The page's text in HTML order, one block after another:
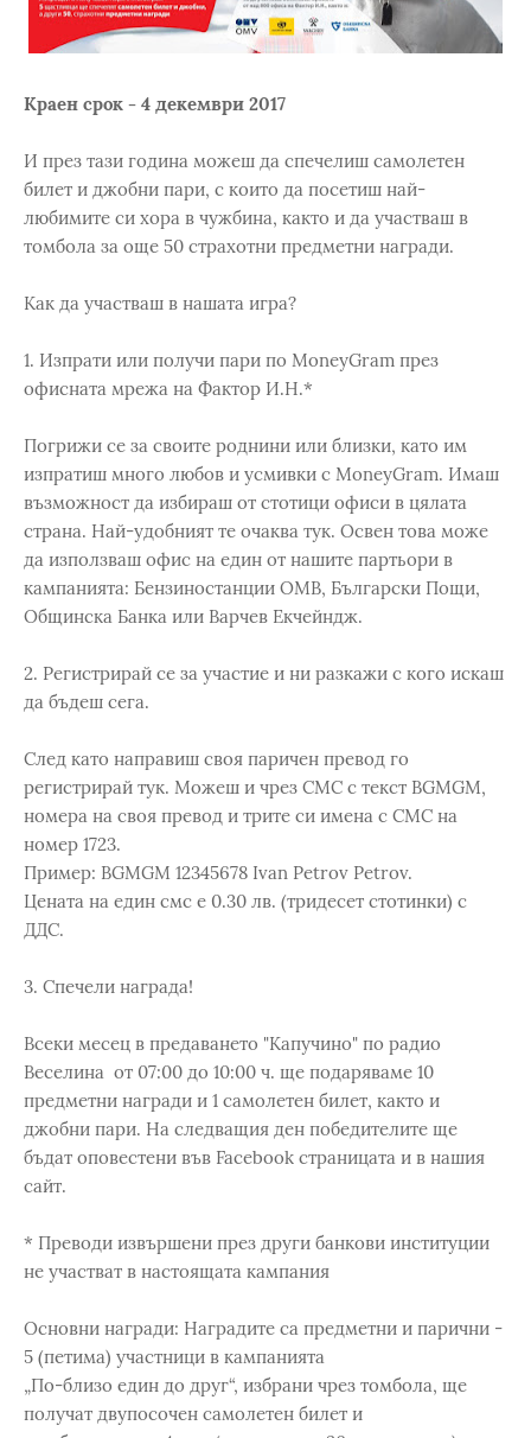
Краен срок - 4 декември 2017
И през тази година можеш да спечелиш самолетен
билет и джобни пари, с които да посетиш най-
любимите си хора в чужбина, както и да участваш в
томбола за още 50 страхотни предметни награди.
Как да участваш в нашата игра?
1. Изпрати или получи пари по MoneyGram през
офисната мрежа на Фактор И.Н.*
Погрижи се за своите роднини или близки, като им
изпратиш много любов и усмивки с MoneyGram. Имаш
възможност да избираш от стотици офиси в цялата
страна. Най-удобният те очаква тук. Освен това може
да използваш офис на един от нашите партьори в
кампанията: Бензиностанции ОМВ, Български Пощи,
Общинска Банка или Варчев Екчейндж.
2. Регистрирай се за участие и ни разкажи с кого искаш
да бъдеш сега.
След като направиш своя паричен превод го
регистрирай тук. Можеш и чрез СМС с текст BGMGM,
номера на своя превод и трите си имена с СМС на
номер 1723.
Пример: BGMGM 12345678 Ivan Petrov Petrov.
Цената на един смс е 0.30 лв. (тридесет стотинки) с
ДДС.
3. Спечели награда!
Всеки месец в предаването "Капучино" по радио
Веселина от 07:00 до 10:00 ч. ще подаряваме 10
предметни награди и 1 самолетен билет, както и
джобни пари. На следващия ден победителите ще
бъдат оповестени във Facebook страницата и в нашия
сайт.
* Преводи извършени през други банкови институции
не участват в настоящата кампания
Основни награди: Наградите са предметни и парични -
5 (петима) участници в кампанията
„По-близо един до друг“, избрани чрез томбола, ще
получат двупосочен самолетен билет и